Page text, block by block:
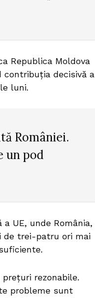
Republica Moldova
contribuția decisivă a
luni.
României.
un pod
UE, unde România,
de trei-patru ori mai
rezonabile.
probleme sunt